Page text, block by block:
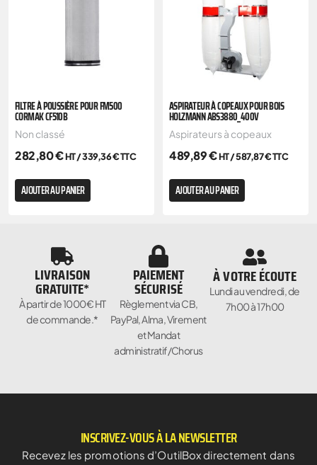
FILTRE À POUSSIÈRE POUR FM500
CORMAK CF510B
Non classé
282,80€HT /339,36€TTC
AJOUTER AU PANIER
ASPIRATEUR À COPEAUX POUR BOIS
HOLZMANN ABS3880_400V
Aspirateurs à copeaux
489,89€HT /587,87€TTC
AJOUTER AU PANIER
LIVRAISON
GRATUITE*
À partir de 1000€ HT
de commande.*
PAIEMENT
SÉCURISÉ
Règlement via CB,
PayPal, Alma, Virement
et Mandat
administratif/Chorus
À VOTRE ÉCOUTE
Lundi au vendredi, de
7h00 à 17h00
INSCRIVEZ-VOUS À LA NEWSLETTER
Recevez les promotions d’OutilBox directement dans